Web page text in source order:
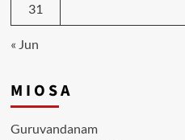
31
« Jun
M I O S A
Guruvandanam